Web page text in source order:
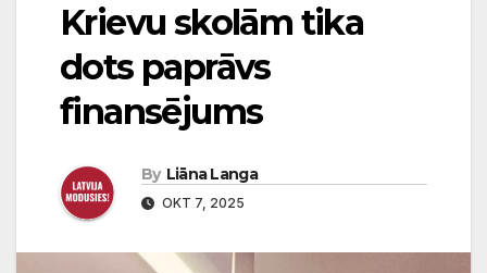
Krievu skolām tika
dots paprāvs
finansējums
By Liāna Langa
OKT 7, 2025